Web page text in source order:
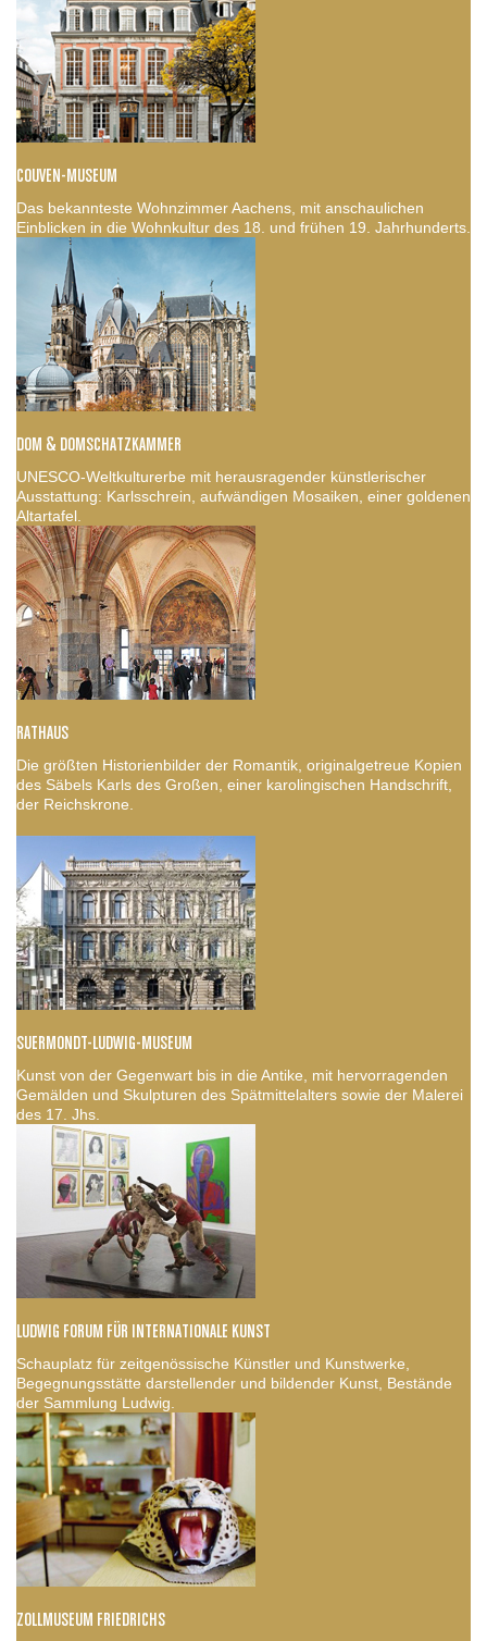
COUVEN-MUSEUM
Das bekannteste Wohnzimmer Aachens, mit anschaulichen
Einblicken in die Wohnkultur des 18. und frühen 19. Jahrhunderts.
DOM & DOMSCHATZKAMMER
UNESCO-Weltkulturerbe mit herausragender künstlerischer
Ausstattung: Karlsschrein, aufwändigen Mosaiken, einer goldenen
Altartafel.
RATHAUS
Die größten Historienbilder der Romantik, originalgetreue Kopien
des Säbels Karls des Großen, einer karolingischen Handschrift,
der Reichskrone.
SUERMONDT-LUDWIG-MUSEUM
Kunst von der Gegenwart bis in die Antike, mit hervorragenden
Gemälden und Skulpturen des Spätmittelalters sowie der Malerei
des 17. Jhs.
LUDWIG FORUM FÜR INTERNATIONALE KUNST
Schauplatz für zeitgenössische Künstler und Kunstwerke,
Begegnungsstätte darstellender und bildender Kunst, Bestände
der Sammlung Ludwig.
ZOLLMUSEUM FRIEDRICHS